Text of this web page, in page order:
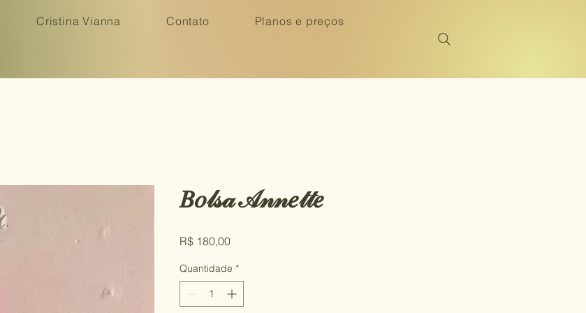
Cristina Vianna Contato Planos e preços
𝐵𝑜𝓁𝓈𝒶 𝒜𝓃𝓃𝑒𝓉𝓉𝑒
R$ 180,00Preço
Quantidade *